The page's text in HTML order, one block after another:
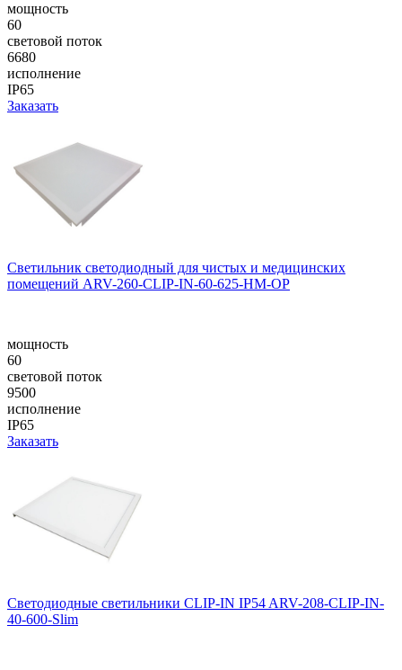
мощность
60
световой поток
6680
исполнение
IP65
Заказать
Светильник светодиодный для чистых и медицинских
помещений ARV-260-CLIP-IN-60-625-HM-OP
мощность
60
световой поток
9500
исполнение
IP65
Заказать
Светодиодные светильники CLIP-IN IP54 ARV-208-CLIP-IN-
40-600-Slim